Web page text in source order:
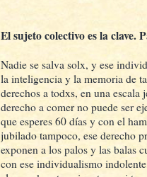
El sujeto colectivo es la clave.
Nadie se salva solx, y ese
la inteligencia y la memoria de
derechos a todxs, en una
derecho a comer no puede ser
que esperes 60 días y con el
jubilado tampoco, ese derecho
exponen a los palos y las balas
con ese individualismo